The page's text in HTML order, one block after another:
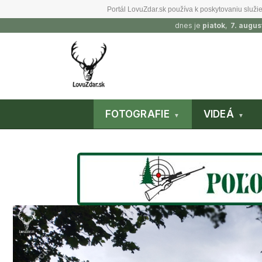
Portál LovuZdar.sk používa k poskytovaniu
dnes je piatok, 7.
FOTOGRAFIE VIDEÁ